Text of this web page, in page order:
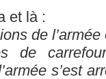
et là :
de
de
s’est